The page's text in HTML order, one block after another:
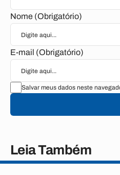
Nome (Obrigatório)
E-mail (Obrigatório)
Salvar meus dados neste
Leia Também